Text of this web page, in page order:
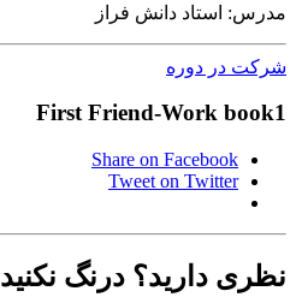
مدرس: استاد دانش فراز
شرکت در دوره
First Friend-Work book1
Share on Facebook
Tweet on Twitter
نظری دارید؟ درنگ نکنید